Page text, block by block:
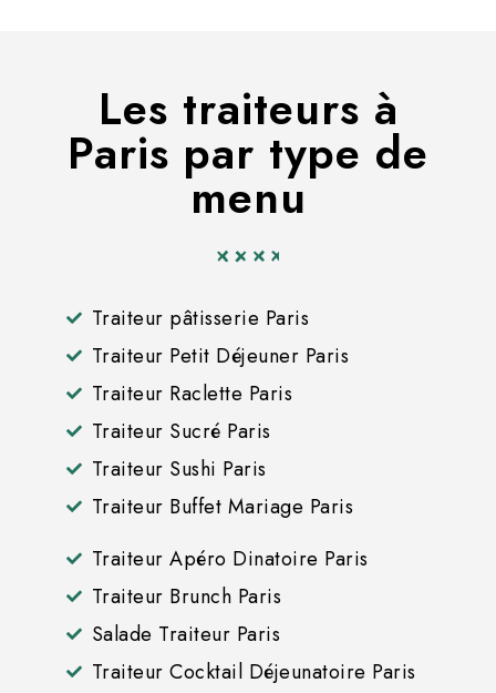
Les traiteurs à
Paris par type de
menu
Traiteur pâtisserie Paris
Traiteur Petit Déjeuner Paris
Traiteur Raclette Paris
Traiteur Sucré Paris
Traiteur Sushi Paris
Traiteur Buffet Mariage Paris
Traiteur Apéro Dinatoire Paris
Traiteur Brunch Paris
Salade Traiteur Paris
Traiteur Cocktail Déjeunatoire Paris